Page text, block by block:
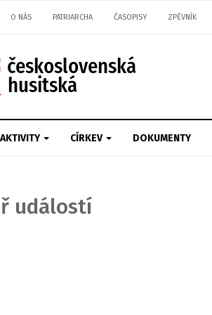
O NÁS PATRIARCHA ČASOPISY ZPĚVNÍK
AKTIVITY CÍRKEV DOKUMENTY
událostí